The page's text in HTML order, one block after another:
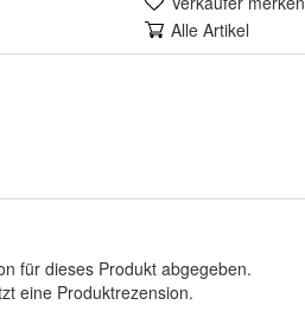
Alle Artikel
für dieses Produkt abgegeben.
eine Produktrezension.